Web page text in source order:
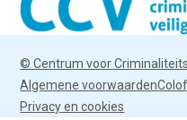
© Centrum voor
Algemene voorwaarden
Privacy en cookies